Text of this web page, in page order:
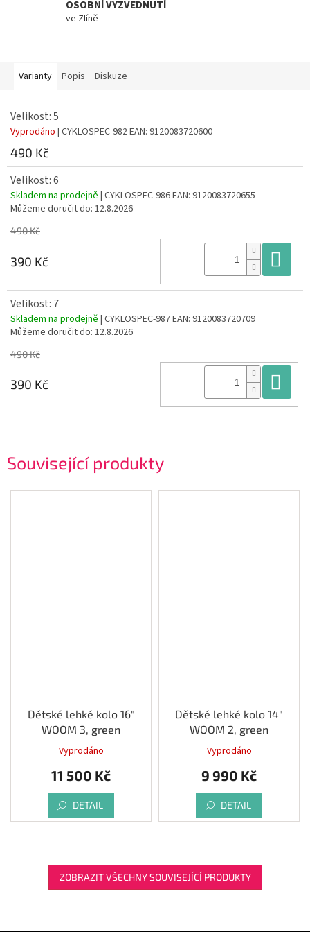
OSOBNÍ VYZVEDNUTÍ
ve Zlíně
Související produkty
Dětské lehké kolo 16"
WOOM 3, green
Vyprodáno
11 500 Kč
DETAIL
Dětské lehké kolo 14"
WOOM 2, green
Vyprodáno
9 990 Kč
DETAIL
ZOBRAZIT VŠECHNY SOUVISEJÍCÍ PRODUKTY
Varianty Popis Diskuze
Velikost: 5
Vyprodáno | CYKLOSPEC-982EAN: 9120083720600
490 Kč
Velikost: 6
Skladem na prodejně | CYKLOSPEC-986EAN: 9120083720655
Můžeme doručit do: 12.8.2026
490 Kč
390 Kč
Velikost: 7
Skladem na prodejně | CYKLOSPEC-987EAN: 9120083720709
Můžeme doručit do: 12.8.2026
490 Kč
390 Kč